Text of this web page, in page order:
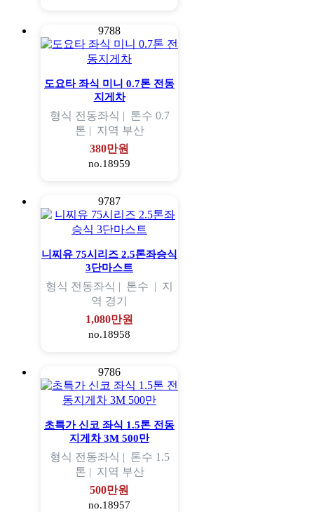
9788
도요타 좌식 미니 0.7톤 전동
지게차
형식 전동좌식 | 톤수 0.7
톤 | 지역 부산
380만원
no.18959
9787
니찌유 75시리즈 2.5톤좌승식
3단마스트
형식 전동좌식 | 톤수 | 지
역 경기
1,080만원
no.18958
9786
초특가 신코 좌식 1.5톤 전동
지게차 3M 500만
형식 전동좌식 | 톤수 1.5
톤 | 지역 부산
500만원
no.18957